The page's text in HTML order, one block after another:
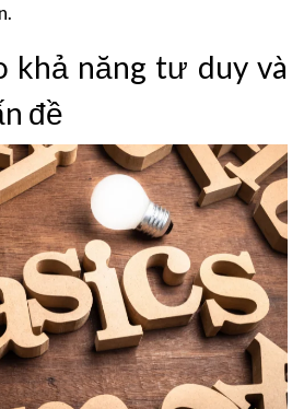
khả năng tư duy và
đề